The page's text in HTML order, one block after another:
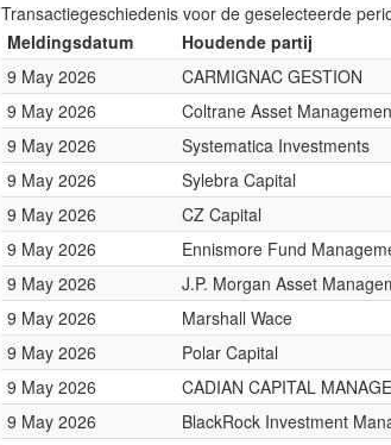
Transactiegeschiedenis voor de geselecteerde
Meldingsdatum
Houdende partij
9 May 2026
CARMIGNAC GESTION
9 May 2026
Coltrane Asset
9 May 2026
Systematica Investments
9 May 2026
Sylebra Capital
9 May 2026
CZ Capital
9 May 2026
Ennismore Fund
9 May 2026
J.P. Morgan Asset
9 May 2026
Marshall Wace
9 May 2026
Polar Capital
9 May 2026
CADIAN CAPITAL
9 May 2026
BlackRock Investment